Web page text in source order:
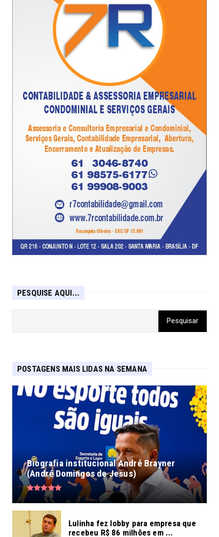
PESQUISE AQUI...
POSTAGENS MAIS LIDAS NA SEMANA
Biografia institucional André Brayner
(André Domingos de Jesus)
Lulinha fez lobby para empresa que
recebeu R$ 86 milhões em ...